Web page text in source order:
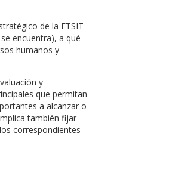
de la ETSIT
encuentra), a qué
humanos y
y
que permitan
a alcanzar o
también fijar
correspondientes